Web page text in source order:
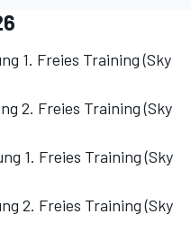
1. Freies Training (Sky
2. Freies Training (Sky
1. Freies Training (Sky
2. Freies Training (Sky